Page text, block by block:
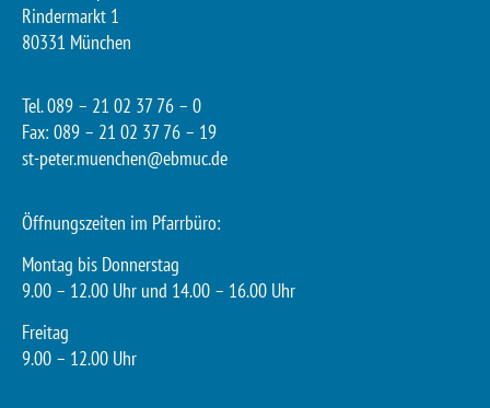
Rindermarkt 1
80331 München
Tel. 089 – 21 02 37 76 – 0
Fax: 089 – 21 02 37 76 – 19
st-peter.muenchen@ebmuc.de
Öffnungszeiten im Pfarrbüro:
Montag bis Donnerstag
9.00 – 12.00 Uhr und 14.00 – 16.00 Uhr
Freitag
9.00 – 12.00 Uhr